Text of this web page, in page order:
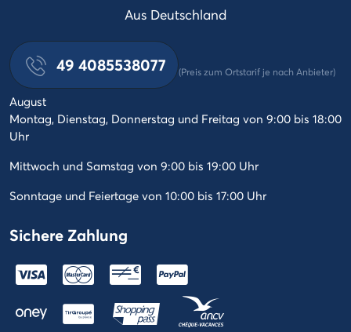
Aus Deutschland
49 4085538077 (Preis zum Ortstarif je nach Anbieter)
August
Montag, Dienstag, Donnerstag und Freitag von 9:00 bis 18:00
Uhr
Mittwoch und Samstag von 9:00 bis 19:00 Uhr
Sonntage und Feiertage von 10:00 bis 17:00 Uhr
Sichere Zahlung